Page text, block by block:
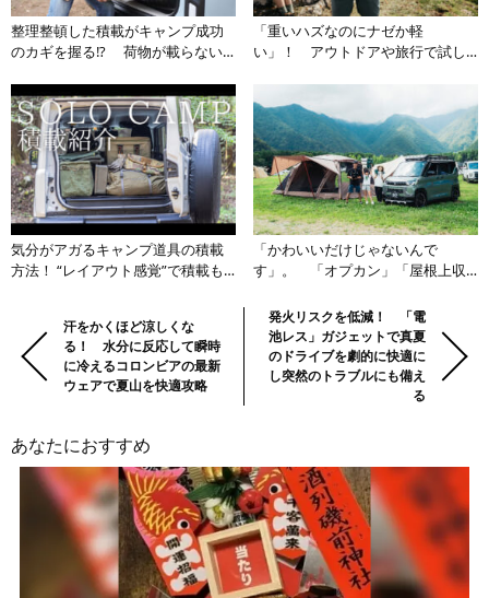
整理整頓した積載がキャンプ成功
のカギを握る!? 荷物が載らない
術とは
「重いハズなのにナゼか軽
い」！ アウトドアや旅行で試し
気分がアガるキャンプ道具の積載
方法！ “レイアウト感覚”で積載も
「かわいいだけじゃないんで
す」。 「オプカン」「屋根上収
リカミニカスタム術」
の
記
の
Previous:汗をかくほど涼しくな
る！ 水分に反応して瞬時
に冷えるコロンビアの最新
ウェアで夏山を快適攻略
Next:発火リスクを低減！ 「電
池レス」ガジェットで真夏
のドライブを劇的に快適に
し突然のトラブルにも備え
る
あなたにおすすめ